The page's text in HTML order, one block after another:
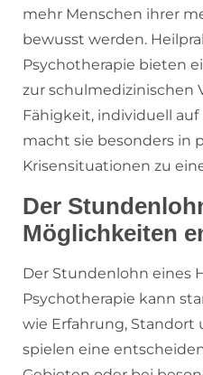
mehr Menschen ihrer
bewusst werden.
Psychotherapie bieten
zur schulmedizinischen
Fähigkeit, individuell
macht sie besonders in
Krisensituationen zu
Der
Möglichkeiten
Der Stundenlohn eines
Psychotherapie kann
wie Erfahrung, Standort
spielen eine